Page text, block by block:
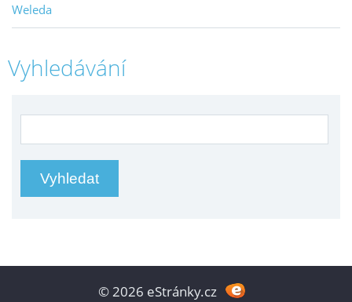
Weleda
Vyhledávání
© 2026 eStránky.cz